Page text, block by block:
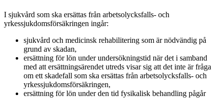
I sjukvård som ska ersättas från arbetsolycksfalls- och
yrkessjukdomsförsäkringen ingår:
sjukvård och medicinsk rehabilitering som är nödvändig på
grund av skadan,
ersättning för lön under undersökningstid när det i samband
med att ersättningsärendet utreds visar sig att det inte är fråga
om ett skadefall som ska ersättas från arbetsolycksfalls- och
yrkessjukdomsförsäkringen,
ersättning för lön under den tid fysikalisk behandling pågår